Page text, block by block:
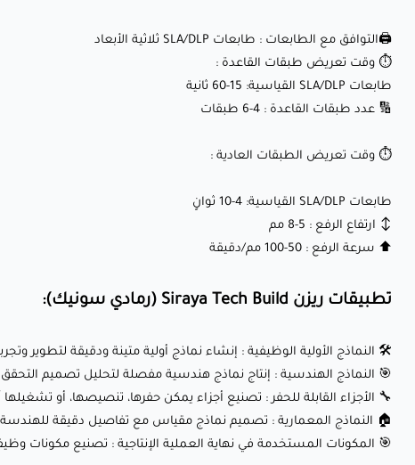
🖨️التوافق مع الطابعات : طابعات SLA/DLP ثلاثية الأبعاد
⏱️ وقت تعريض طبقات القاعدة :
طابعات SLA/DLP القياسية: 15-60 ثانية
🔢 عدد طبقات القاعدة : 4-6 طبقات
⏱️ وقت تعريض الطبقات العادية :
طابعات SLA/DLP القياسية: 4-10 ثوانٍ
↕️ ارتفاع الرفع : 5-8 مم
⬆️ سرعة الرفع : 50-100 مم/دقيقة
تطبيقات ريزن Siraya Tech Build (رمادي سونيك):
🛠️ النماذج الأولية الوظيفية : إنشاء نماذج أولية متينة ودقيقة لتطوير
🎯 النماذج الهندسية : إنتاج نماذج هندسية مفصلة لتحليل تصميم
🔧 الأجزاء القابلة للحفر : تصنيع أجزاء يمكن حفرها، تنصيصها، أو
🏠 النماذج المعمارية : تصميم نماذج مقياس مع تفاصيل دقيقة
🎯 المكونات المستخدمة في نهاية العملية الإنتاجية : تصنيع مكونات